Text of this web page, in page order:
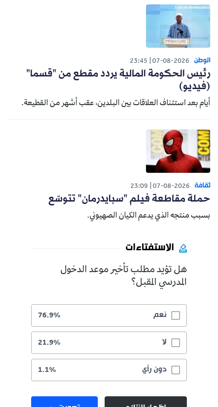
الوطن 07-08-2026
23:45
رئيس الحكومة المالية يردد مقطع من "قسما"
(فيديو)
أيام بعد استئناف العلاقات بين البلدين، عقب أشهر من القطيعة.
ثقافة 07-08-2026
23:09
حملة مقاطعة فيلم "سبايدرمان" تتوسّع
بسبب منتجه الذي يدعم الكيان الصهيوني.
الاستفتاءات
هل تؤيد مطلب تأخير موعد الدخول
المدرسي المقبل؟
نعم 76.9%
لا 21.9%
دون رأي 1.1%